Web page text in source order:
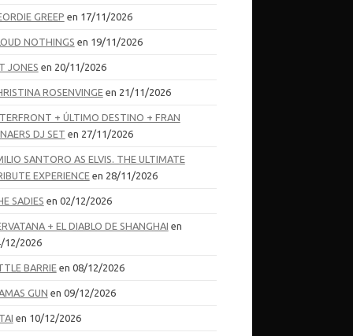
GREEP en 17/11/2026
NOTHINGS en 19/11/2026
JONES en 20/11/2026
ROSENVINGEen 21/11/2026
+ ÚLTIMO DESTINO + FRAN
DJ SET en 27/11/2026
SANTORO AS ELVIS. THE ULTIMATE
EXPERIENCEen 28/11/2026
SADIES en 02/12/2026
+ EL DIABLO DE SHANGHAI en
12/2026
BARRIEen 08/12/2026
GUN en 09/12/2026
en 10/12/2026